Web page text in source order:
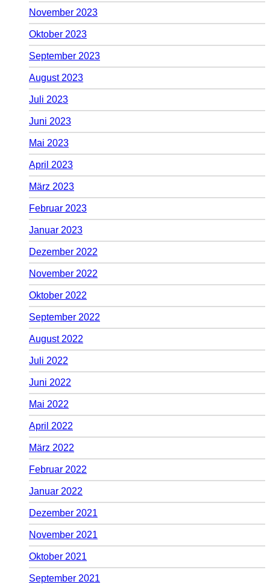
November 2023
Oktober 2023
September 2023
August 2023
Juli 2023
Juni 2023
Mai 2023
April 2023
März 2023
Februar 2023
Januar 2023
Dezember 2022
November 2022
Oktober 2022
September 2022
August 2022
Juli 2022
Juni 2022
Mai 2022
April 2022
März 2022
Februar 2022
Januar 2022
Dezember 2021
November 2021
Oktober 2021
September 2021